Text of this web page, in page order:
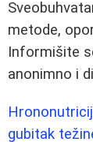
metode,
Informišite
anonimno i
gubitak